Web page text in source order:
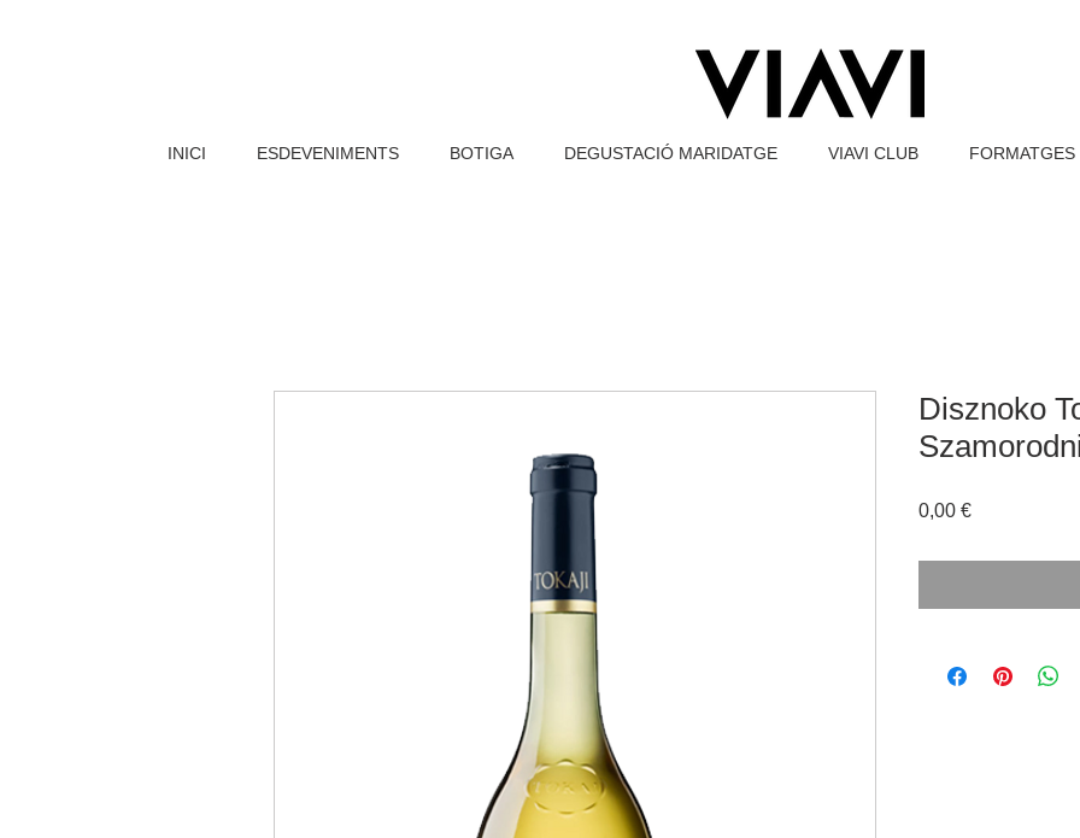
INICI ESDEVENIMENTS BOTIGA DEGUSTACIÓ MARIDATGE VIAVI CLUB
Disznoko
Szamorodni
0,00 €Price